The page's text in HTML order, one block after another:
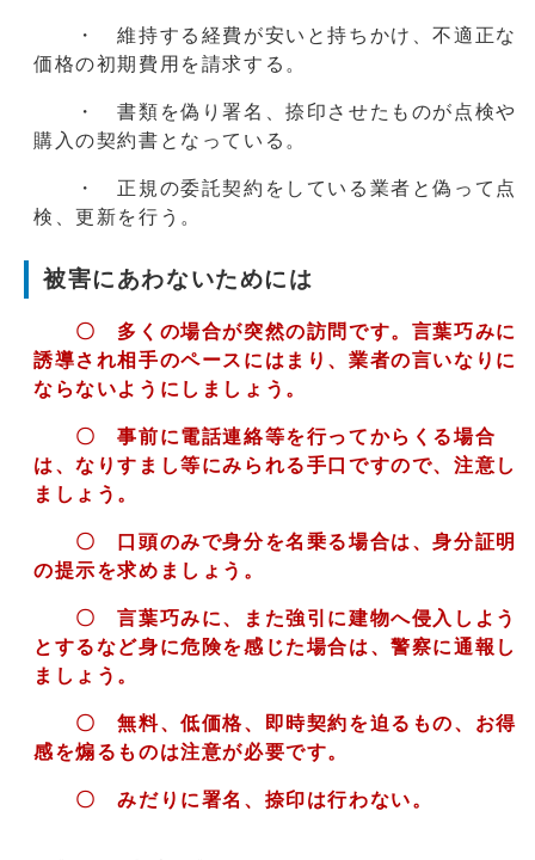
・ 維持する経費が安いと持ちかけ、不適正な
価格の初期費用を請求する。
・ 書類を偽り署名、捺印させたものが点検や
購入の契約書となっている。
・ 正規の委託契約をしている業者と偽って点
検、更新を行う。
被害にあわないためには
〇 多くの場合が突然の訪問です。言葉巧みに
誘導され相手のペースにはまり、業者の言いなりに
ならないようにしましょう。
〇 事前に電話連絡等を行ってからくる場合
は、なりすまし等にみられる手口ですので、注意し
ましょう。
〇 口頭のみで身分を名乗る場合は、身分証明
の提示を求めましょう。
〇 言葉巧みに、また強引に建物へ侵入しよう
とするなど身に危険を感じた場合は 、警察に通報し
ましょう。
〇 無料、低価格、即時契約を迫るもの、お得
感を煽るものは注意が必要です。
〇みだりに署名、捺印は行わない。